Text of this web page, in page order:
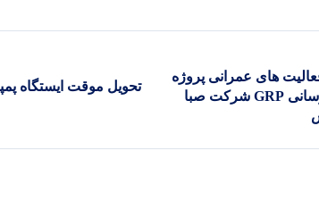
های عمرانی پروژه
خط انتقال آب رسانی GRP شرکت صبا